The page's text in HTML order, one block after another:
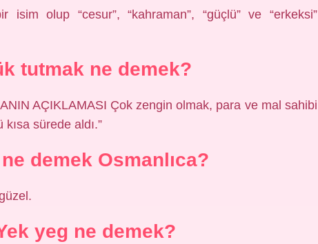
olup “cesur”, “kahraman”, “güçlü” ve “erkeksi”
tutmak ne demek?
AÇIKLAMASI Çok zengin olmak, para ve mal sahibi
sürede aldı.”
demek Osmanlıca?
yeg ne demek?